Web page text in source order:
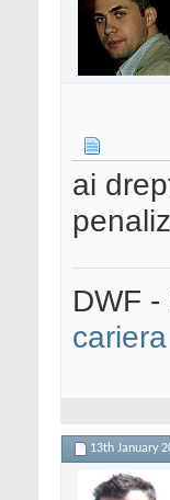
ai
DWF
13th January